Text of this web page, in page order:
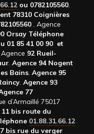
ou 0782105560.
78310 Coignières
. Agence
Orsay Téléphone
01 85 41 00 90 et
Agence 92 Rueil-
. Agence 94 Nogent
Bains. Agence 95
. Agence 93
77
d’Armaillé 75017
11 bis route du
01.88.31.66.12
bis rue du verger